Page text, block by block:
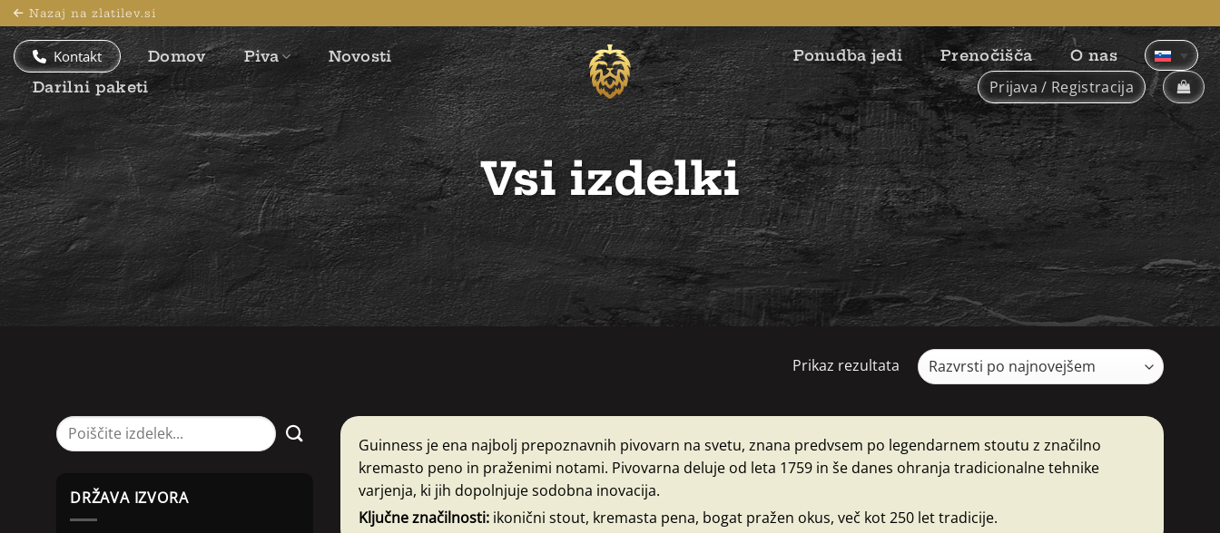
Skoči
na
vsebino
Nazaj na zlatilev.si
Kontakt Domov Piva
Novosti
Darilni paketi
Ponudba jedi Prenočišča O nas
Prijava / Registracija
Vsi izdelki
Prikaz rezultata
Išči:
DRŽAVA IZVORA
Guinness je ena najbolj prepoznavnih pivovarn na svetu, znana predvsem po legendarnem stoutu z značilno
kremasto peno in praženimi notami. Pivovarna deluje od leta 1759 in še danes ohranja tradicionalne tehnike
varjenja, ki jih dopolnjuje sodobna inovacija.
Ključne značilnosti:ikonični stout, kremasta pena, bogat pražen okus, več kot 250 let tradicije.